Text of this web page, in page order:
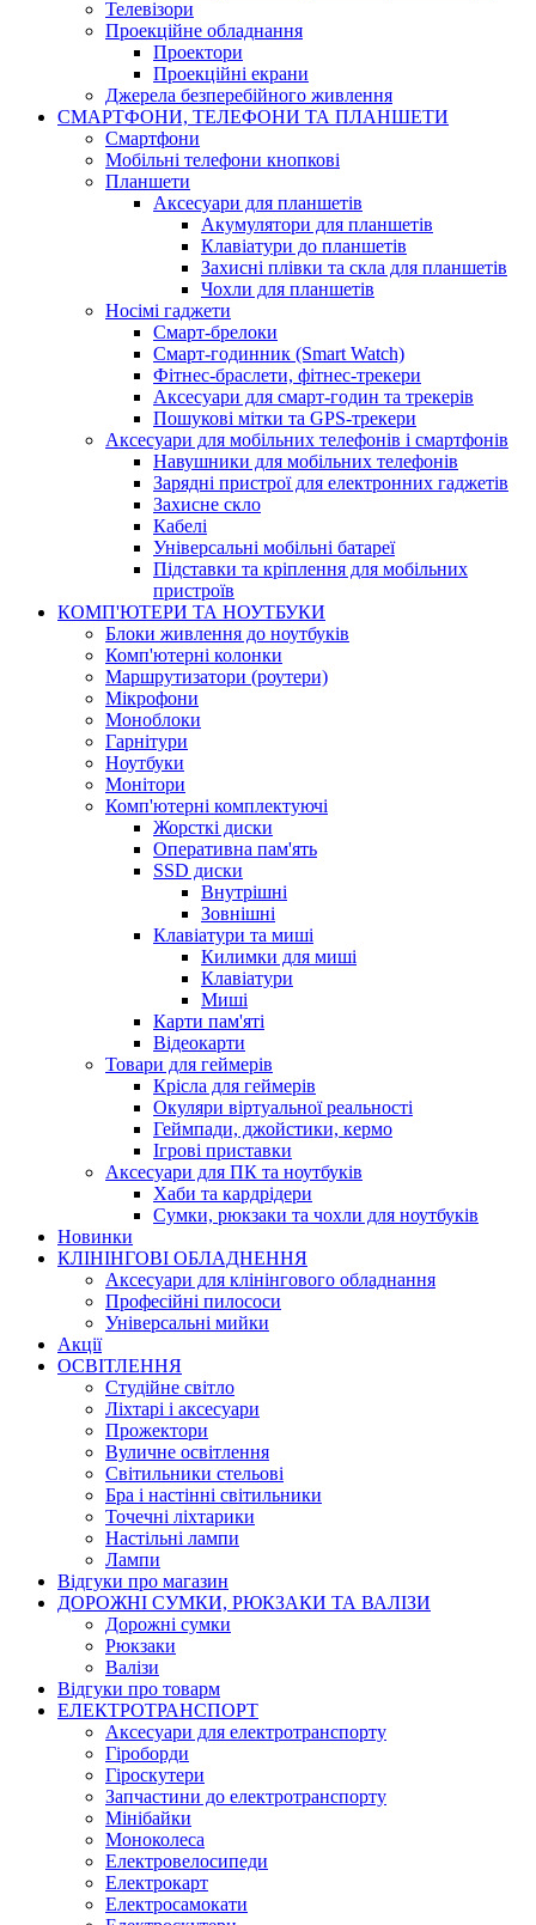
Телевізори
Проекційне обладнання
Проектори
Проекційні екрани
Джерела безперебійного живлення
СМАРТФОНИ, ТЕЛЕФОНИ ТА ПЛАНШЕТИ
Смартфони
Мобільні телефони кнопкові
Планшети
Аксесуари для планшетів
Акумулятори для планшетів
Клавіатури до планшетів
Захисні плівки та скла для планшетів
Чохли для планшетів
Носімі гаджети
Смарт-брелоки
Смарт-годинник (Smart Watch)
Фітнес-браслети, фітнес-трекери
Аксесуари для смарт-годин та трекерів
Пошукові мітки та GPS-трекери
Аксесуари для мобільних телефонів і смартфонів
Навушники для мобільних телефонів
Зарядні пристрої для електронних гаджетів
Захисне скло
Кабелі
Універсальні мобільні батареї
Підставки та кріплення для мобільних
пристроїв
КОМП'ЮТЕРИ ТА НОУТБУКИ
Блоки живлення до ноутбуків
Комп'ютерні колонки
Маршрутизатори (роутери)
Мікрофони
Моноблоки
Гарнітури
Ноутбуки
Монітори
Комп'ютерні комплектуючі
Жорсткі диски
Оперативна пам'ять
SSD диски
Внутрішні
Зовнішні
Клавіатури та миші
Килимки для миші
Клавіатури
Миші
Карти пам'яті
Відеокарти
Товари для геймерів
Крісла для геймерів
Окуляри віртуальної реальності
Геймпади, джойстики, кермо
Ігрові приставки
Аксесуари для ПК та ноутбуків
Хаби та кардрідери
Сумки, рюкзаки та чохли для ноутбуків
Новинки
КЛІНІНГОВІ ОБЛАДНЕННЯ
Аксесуари для клінінгового обладнання
Професійні пилососи
Універсальні мийки
Акції
ОСВІТЛЕННЯ
Студійне світло
Ліхтарі і аксесуари
Прожектори
Вуличне освітлення
Світильники стельові
Бра і настінні світильники
Точечні ліхтарики
Настільні лампи
Лампи
Відгуки про магазин
ДОРОЖНІ СУМКИ, РЮКЗАКИ ТА ВАЛІЗИ
Дорожні сумки
Рюкзаки
Валізи
Відгуки про товарм
ЕЛЕКТРОТРАНСПОРТ
Аксесуари для електротранспорту
Гіроборди
Гіроскутери
Запчастини до електротранспорту
Мінібайки
Моноколеса
Електровелосипеди
Електрокарт
Електросамокати